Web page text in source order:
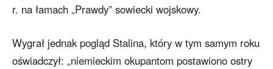
r. na łamach „Prawdy” sowiecki wojskowy.
Wygrał jednak pogląd Stalina, który w tym samym roku
oświadczył: „niemieckim okupantom postawiono ostry